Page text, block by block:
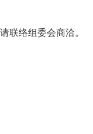
联络组委会商洽。